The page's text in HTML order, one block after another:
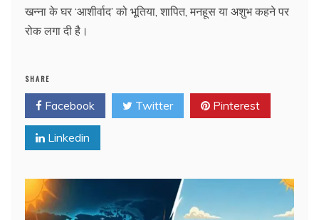
खन्ना के घर ‘आशीर्वाद’ को भूतिया, शापित, मनहूस या अशुभ कहने पर
रोक लगा दी है।
SHARE
Facebook Twitter Pinterest
Linkedin